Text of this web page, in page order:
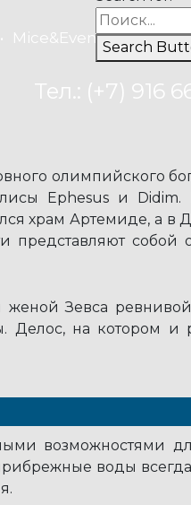
Mice&Event
Тел.: (+7) 916
Search
олимпийского
Ephesus и Didim.
храм Артемиде, а
представляют собой
женой Зевса
Делос, на котором и
возможностями
воды всегда